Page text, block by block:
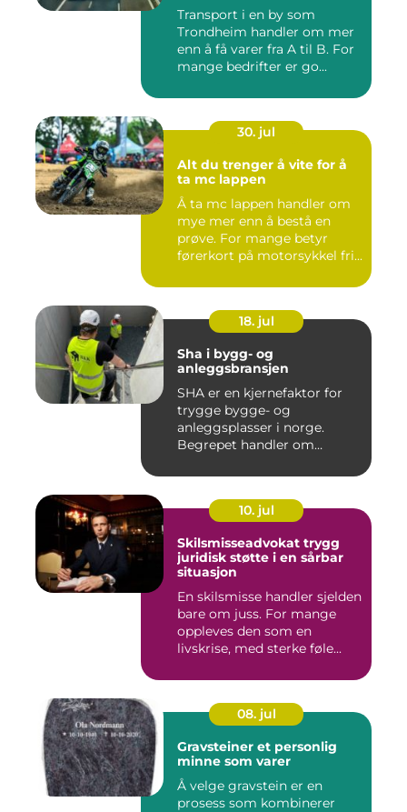
Transport i en by som
Trondheim handler om mer
enn å få varer fra A til B. For
mange bedrifter er go...
30. jul
Alt du trenger å vite for å
ta mc lappen
Å ta mc lappen handler om
mye mer enn å bestå en
prøve. For mange betyr
førerkort på motorsykkel fri...
18. jul
Sha i bygg- og
anleggsbransjen
SHA er en kjernefaktor for
trygge bygge- og
anleggsplasser i norge.
Begrepet handler om
10. jul
Skilsmisseadvokat trygg
juridisk støtte i en sårbar
situasjon
En skilsmisse handler sjelden
bare om juss. For mange
oppleves den som en
livskrise, med sterke føle...
08. jul
Gravsteiner et personlig
minne som varer
Å velge gravstein er en
prosess som kombinerer